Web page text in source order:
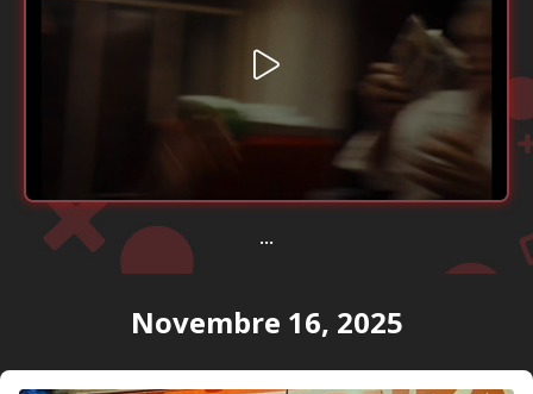
...
Novembre 16, 2025